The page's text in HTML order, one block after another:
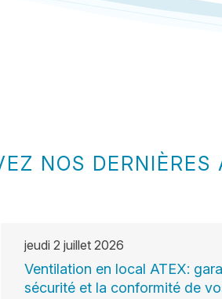
NOS DERNIÈRES
jeudi 2 juillet 2026
Ventilation en local ATEX:
sécurité et la conformité de